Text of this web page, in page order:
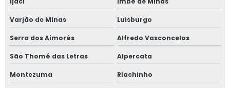
Varjão de Minas Luisburgo
Serra dos Aimorés Alfredo Vasconcelos
São Thomé das Letras Alpercata
Montezuma Riachinho